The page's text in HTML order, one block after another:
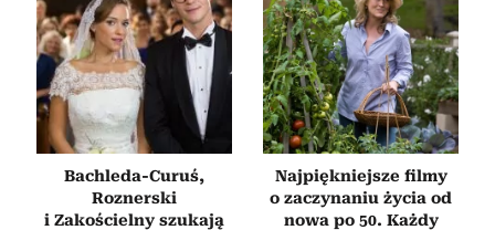
Bachleda-Curuś,
Roznerski
i Zakościelny szukają
Najpiękniejsze filmy
o zaczynaniu życia od
nowa po 50. Każdy